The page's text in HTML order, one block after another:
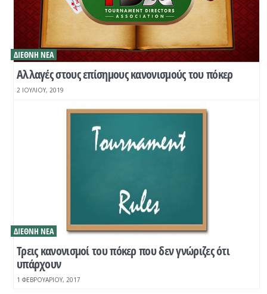
Αλλαγές στους επίσημους κανονισμούς του πόκερ
ΔΙΕΘΝΉ ΝΈΑ
2 ΙΟΥΛΊΟΥ, 2019
Τρεις κανονισμοί του πόκερ που δεν γνώριζες ότι
υπάρχουν
ΔΙΕΘΝΉ ΝΈΑ
1 ΦΕΒΡΟΥΑΡΊΟΥ, 2017